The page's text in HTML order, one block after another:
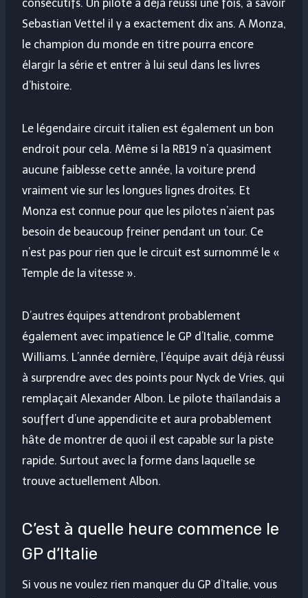
consécutifs. Un pilote a déjà réussi une fois, à savoir
Sebastian Vettel il y a exactement dix ans. A Monza,
le champion du monde en titre pourra encore
élargir la série et entrer à lui seul dans les livres
d’histoire.
Le légendaire circuit italien est également un bon
endroit pour cela. Même si la RB19 n’a quasiment
aucune faiblesse cette année, la voiture prend
vraiment vie sur les longues lignes droites. Et
Monza est connue pour que les pilotes n’aient pas
besoin de beaucoup freiner pendant un tour. Ce
n’est pas pour rien que le circuit est surnommé le «
Temple de la vitesse ».
D’autres équipes attendront probablement
également avec impatience le GP d’Italie, comme
Williams. L’année dernière, l’équipe avait déjà réussi
à surprendre avec des points pour Nyck de Vries, qui
remplaçait Alexander Albon. Le pilote thaïlandais a
souffert d’une appendicite et aura probablement
hâte de montrer de quoi il est capable sur la piste
rapide. Surtout avec la forme dans laquelle se
trouve actuellement Albon.
C’est à quelle heure commence le
GP d’Italie
Si vous ne voulez rien manquer du GP d’Italie, vous